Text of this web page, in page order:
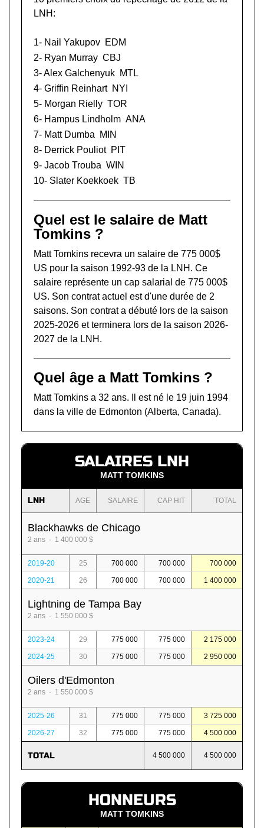
LNH:
1- Nail Yakupov EDM
2- Ryan Murray CBJ
3-Alex Galchenyuk MTL
4- Griffin Reinhart NYI
5- Morgan Rielly TOR
6- Hampus Lindholm ANA
7- Matt Dumba
MIN
8- Derrick Pouliot PIT
9- Jacob Trouba WIN
10- Slater Koekkoek TB
Quel est le salaire de Matt
Tomkins ?
Matt Tomkins recevra un salaire de 775 000$
US pour la saison 1992-93 de la LNH. Ce
salaire représente un cap salarial de 775 000$
US. Son contrat actuel est d'une durée de 2
saisons. Son contrat a débuté lors de la saison
2025-2026 et terminera lors de la saison 2026-
2027 de la LNH.
Quel âge a Matt Tomkins ?
Matt Tomkins a 32 ans. Il est né le 19 juin 1994
dans la ville de Edmonton (Alberta, Canada).
SALAIRES LNH
MATT TOMKINS
LNH AGE SALAIRE CAP HIT TOTAL
Blackhawks de Chicago
2 ans · 1 400 000 $
2019-20 25 700 000 700 000 700 000
2020-21 26 700 000 700 000 1 400 000
Lightning de Tampa Bay
2 ans · 1 550 000 $
2023-24 29 775 000 775 000 2 175 000
2024-25 30 775 000 775 000 2 950 000
Oilers d'Edmonton
2 ans · 1 550 000 $
2025-26 31 775 000 775 000 3 725 000
2026-27 32 775 000 775 000 4 500 000
TOTAL 4 500 000 4 500 000
HONNEURS
MATT TOMKINS